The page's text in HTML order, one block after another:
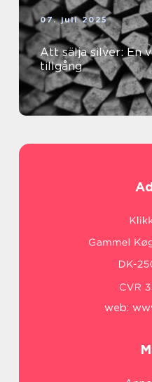
07. juli 2025
Att sälja silver: En
tillgång
web: